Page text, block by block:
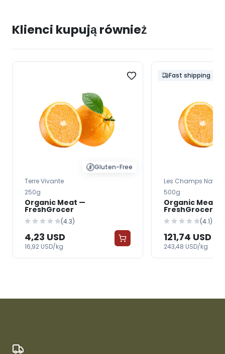
Klienci kupują również
Gluten-Free
Terre Vivante
250g
Organic Meat —
FreshGrocer
(4.3)
4,23 USD
16,92 USD/kg
Fast shipping
Les Champs
500g
Organic Meat —
FreshGrocer -
(4.1)
121,74 USD
243,48 USD/kg